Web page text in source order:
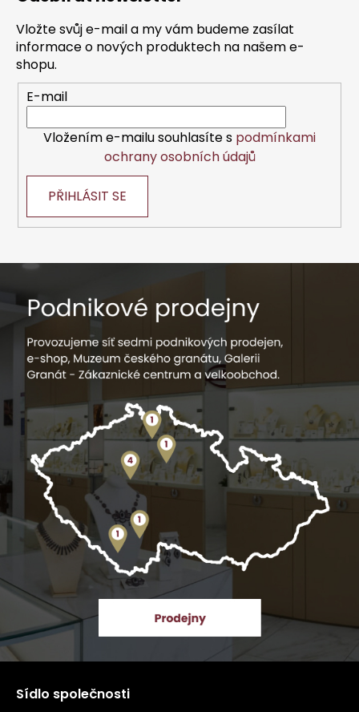
Vložte svůj e-mail a my vám budeme zasílat
informace o nových produktech na našem e-
shopu.
E-mail
Vložením e-mailu souhlasíte s podmínkami
ochrany osobních údajů
PŘIHLÁSIT SE
Sídlo společnosti